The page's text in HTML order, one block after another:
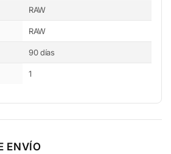
RAW
RAW
90 días
1
ENVÍO